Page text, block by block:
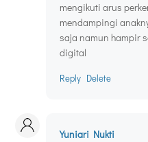
mengikuti arus
mendampingi
saja namun hampir
digital
Reply Delete
Yuniari Nukti